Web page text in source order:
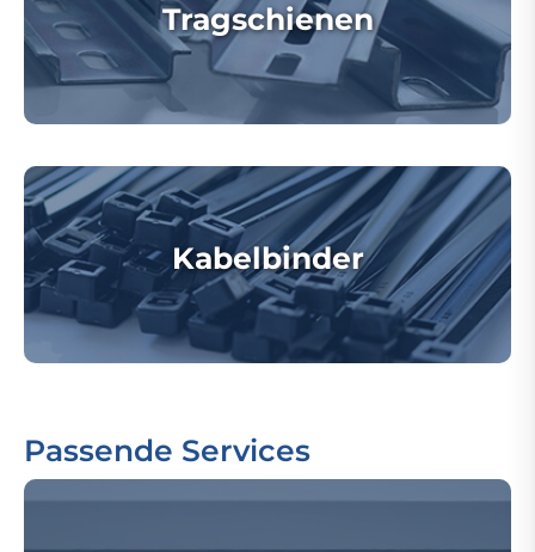
Tragschienen
Kabelbinder
Passende Services